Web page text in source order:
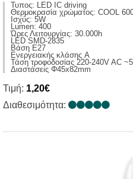
Τυπος: LED IC driving
Θερμοκρασία χρώματος: COOL
Ισχύς: 5W
Lumen: 400
Ώρες Λειτουργίας: 30.000h
LED SMD-2835
Βάση E27
Ενεργειακής κλάσης A
Τάση τροφοδοσίας 220-240V AC
Διαστάσεις Φ45x82mm
Τιμή: 1,20€
Διαθεσιμότητα: